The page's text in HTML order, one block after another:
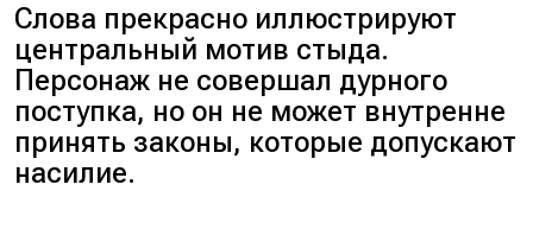
Слова прекрасно иллюстрируют
центральный мотив стыда.
Персонаж не совершал дурного
поступка, но он не может внутренне
принять законы, которые допускают
насилие.